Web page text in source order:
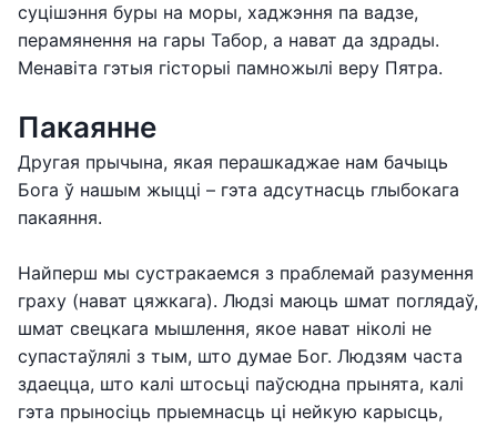
суцішэння буры на моры, хаджэння па вадзе,
перамянення на гары Табор, а нават да здрады.
Менавіта гэтыя гісторыі памножылі веру Пятра.
Пакаянне
Другая прычына, якая перашкаджае нам бачыць
Бога ў нашым жыцці – гэта адсутнасць глыбокага
пакаяння.
Найперш мы сустракаемся з праблемай разумення
граху (нават цяжкага). Людзі маюць шмат поглядаў,
шмат свецкага мышлення, якое нават ніколі не
супастаўлялі з тым, што думае Бог. Людзям часта
здаецца, што калі штосьці паўсюдна прынята, калі
гэта прыносіць прыемнасць ці нейкую карысць,